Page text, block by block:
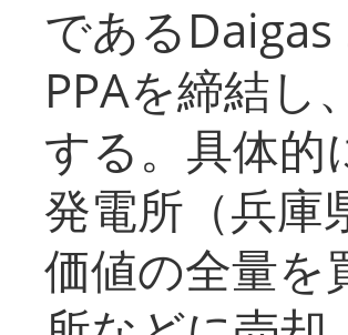
である
PPAを締結し
する。具体的
発電所（兵庫
価値の全量を